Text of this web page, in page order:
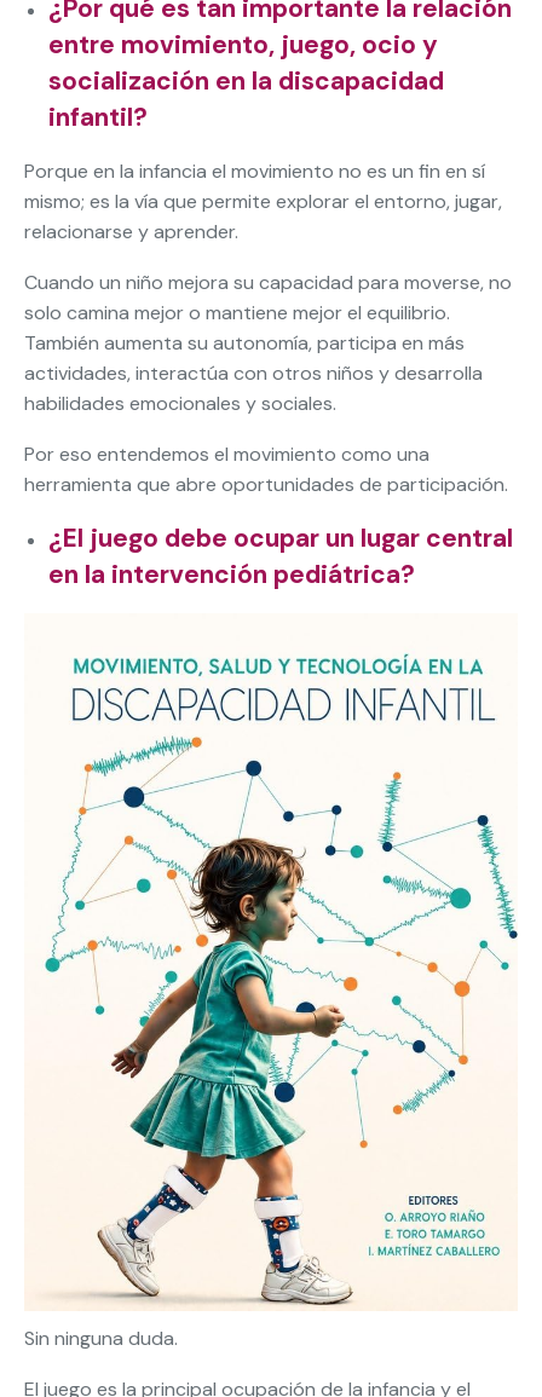
¿Por qué es tan importante la relación
entre movimiento, juego, ocio y
socialización en la discapacidad
infantil?
Porque en la infancia el movimiento no es un fin en sí
mismo; es la vía que permite explorar el entorno, jugar,
relacionarse y aprender.
Cuando un niño mejora su capacidad para moverse, no
solo camina mejor o mantiene mejor el equilibrio.
También aumenta su autonomía, participa en más
actividades, interactúa con otros niños y desarrolla
habilidades emocionales y sociales.
Por eso entendemos el movimiento como una
herramienta que abre oportunidades de participación.
¿El juego debe ocupar un lugar central
en la intervención pediátrica?
Sin ninguna duda.
El juego es la principal ocupación de la infancia y el